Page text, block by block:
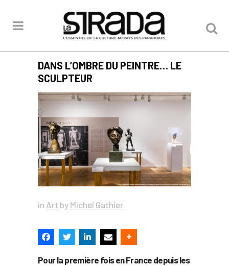
DANS L’OMBRE DU PEINTRE… LE
SCULPTEUR
in Art by Michel Gathier
Pour la première fois en France depuis les